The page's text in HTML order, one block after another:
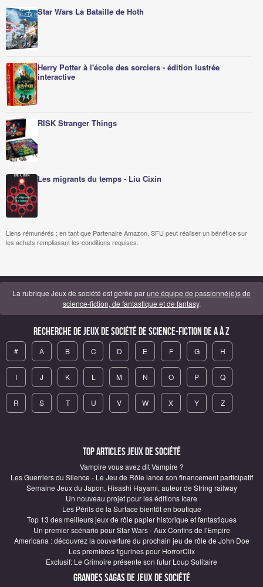
Star Wars La Bataille de Hoth
Herry Potter à l'école des sorciers - édition lustrée
interactive
RISK Stranger Things
Les migrants du temps - Liu Cixin
Liens rémunérés : en tant que Partenaire Amazon, SFU peut réaliser un bénéfice sur
les achats remplissant les conditions requises.
La rubrique Jeux de société est gérée parune équipe de passionné(e)s de
science-fiction, de fantastique et de fantasy.
Recherche de Jeux de société de science-fiction de A à Z
# A B C D E F G H
I J K L M N O P Q
R S T U V W X Y Z
Top articles Jeux de société
Vampire vous avez dit Vampire ?
Les Guerriers du Silence - Le Jeu de Rôle lance son financement participatif
Semaine Jeux du Japon, Hisashi Hayami, auteur de String railway
Un nouveau projet pour les éditions Icare
Les Périls de la Surface bientôt en boutique
Top 13 des meilleurs jeux de rôle papier historique et fantastiques
Un premier scénario pour Star Wars - Aux Confins de l'Empire
Americana : découvrez la couverture du prochain jeu de rôle de John Doe
Les premières figurines pour HorrorClix
Exclusif: Le Grimoire présente son futur Loup Solitaire
Grandes sagas de Jeux de société